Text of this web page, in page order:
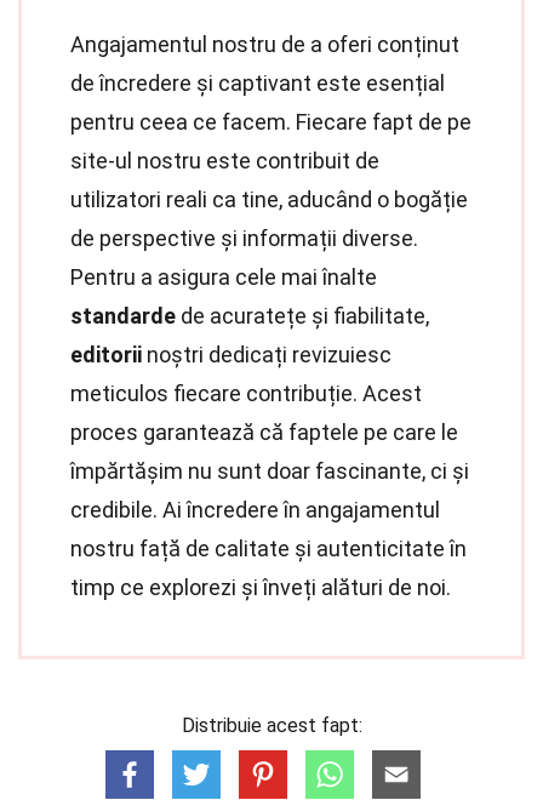
Angajamentul nostru de a oferi conținut
de încredere și captivant este esențial
pentru ceea ce facem. Fiecare fapt de pe
site-ul nostru este contribuit de
utilizatori reali ca tine, aducând o bogăție
de perspective și informații diverse.
Pentru a asigura cele mai înalte
standarde de acuratețe și fiabilitate,
editorii noștri dedicați revizuiesc
meticulos fiecare contribuție. Acest
proces garantează că faptele pe care le
împărtășim nu sunt doar fascinante, ci și
credibile. Ai încredere în angajamentul
nostru față de calitate și autenticitate în
timp ce explorezi și înveți alături de noi.
Distribuie acest fapt: